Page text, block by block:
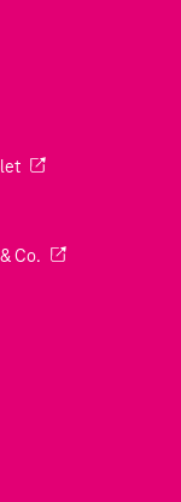
Tab geöffnet)
geöffnet)
(Wird in einem
geöffnet)
Co. (Wird in einem